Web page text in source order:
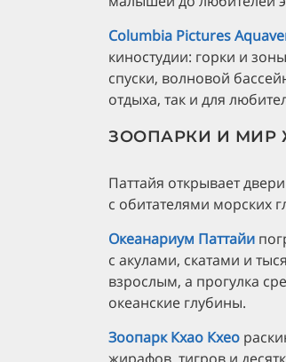
Columbia Pictures
киностудии: горки и
спуски, волновой
отдыха, так и для
ЗООПАРКИ И МИР
Паттайя открывает
с обитателями морских
Океанариум Паттайи
с акулами, скатами и
взрослым, а прогулка
океанские глубины.
Зоопарк Кхао Кхео